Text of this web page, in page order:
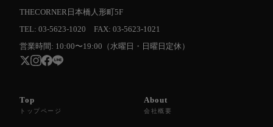
THECORNER日本橋人形町5F
TEL: 03-5623-1020 FAX: 03-5623-1021
営業時間: 10:00〜19:00（水曜日・日曜日定休）
Top
トップページ
About
会社概要